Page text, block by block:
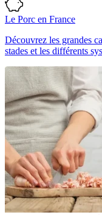
Le Porc en France
Découvrez les grandes
stades et les différents